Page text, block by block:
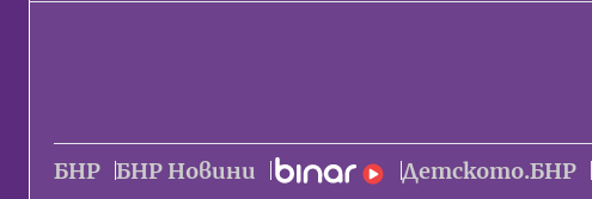
БНР БНР Новини Детското.БНР